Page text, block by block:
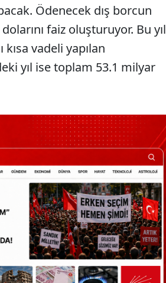
Ödenecek dış borcun
faiz oluşturuyor. Bu yıl
vadeli yapılan
yıl ise toplam 53.1 milyar